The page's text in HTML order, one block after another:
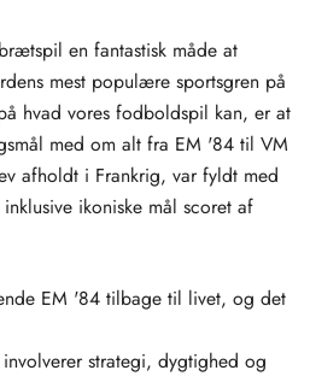
en fantastisk måde at
mest populære sportsgren på
hvad vores fodboldspil kan, er at
med om alt fra EM '84 til VM
afholdt i Frankrig, var fyldt med
ikoniske mål scoret af
EM '84 tilbage til livet, og det
strategi, dygtighed og